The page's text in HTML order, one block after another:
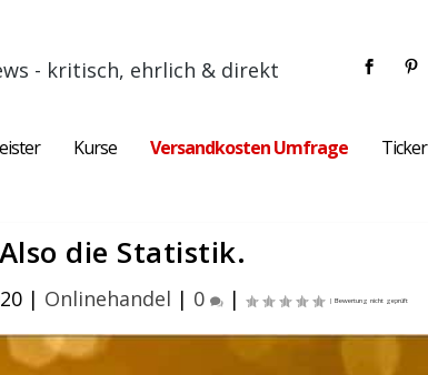
- kritisch, ehrlich & direkt
Kurse Versandkosten Umfrage Ticker
die Statistik.
| Onlinehandel | 0 |